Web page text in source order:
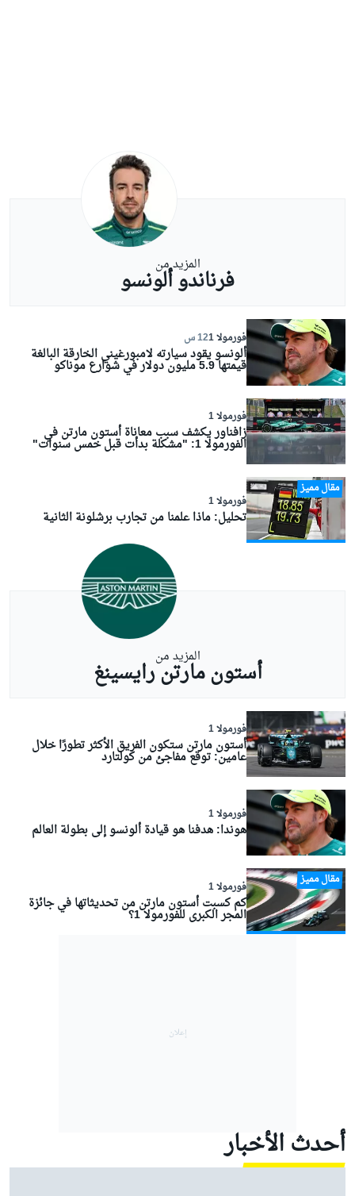
المزيد من
فرناندو ألونسو
فورمولا 1 12 س
ألونسو يقود سيارته لامبورغيني الخارقة البالغة
قيمتها 5.9 مليون دولار في شوارع موناكو
فورمولا 1
زافناور يكشف سبب معاناة أستون مارتن في
الفورمولا 1: "مشكلة بدأت قبل خمس سنوات"
مقال مميز
فورمولا 1
تحليل: ماذا علمنا من تجارب برشلونة الثانية
المزيد من
أستون مارتن رايسينغ
فورمولا 1
أستون مارتن ستكون الفريق الأكثر تطورًا خلال
عامين: توقع مفاجئ من كولتارد
فورمولا 1
هوندا: هدفنا هو قيادة ألونسو إلى بطولة العالم
مقال مميز فورمولا 1
كم كسبت أستون مارتن من تحديثاتها في جائزة
المجر الكبرى للفورمولا 1؟
أحدث الأخبار